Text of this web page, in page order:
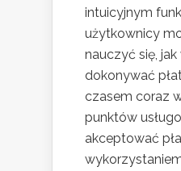
intuicyjnym
użytkownicy
nauczyć się,
dokonywać
czasem coraz
punktów
akceptować